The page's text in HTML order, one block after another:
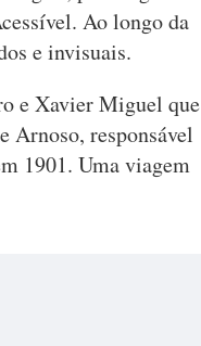
Ao longo da
e invisuais.
e Xavier Miguel que
Arnoso, responsável
1901. Uma viagem